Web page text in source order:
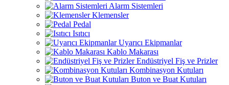
Alarm Sistemleri
Klemensler
Pedal
Isıtıcı
Uyarıcı Ekipmanlar
Kablo Makarası
Endüstriyel Fiş ve Prizler
Kombinasyon Kutuları
Buton ve Buat Kutuları